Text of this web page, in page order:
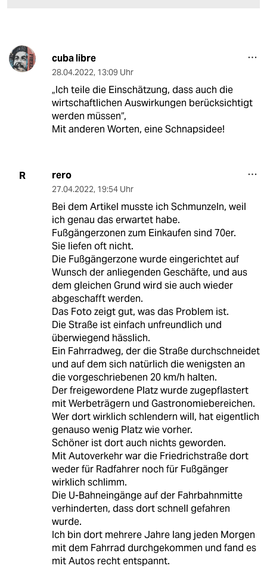
cuba libre
28.04.2022, 13:09 Uhr
„Ich teile die Einschätzung, dass auch die
wirtschaftlichen Auswirkungen berücksichtigt
werden müssen“,
Mit anderen Worten, eine Schnapsidee!
R rero
27.04.2022, 19:54 Uhr
Bei dem Artikel musste ich Schmunzeln, weil
ich genau das erwartet habe.
Fußgängerzonen zum Einkaufen sind 70er.
Sie liefen oft nicht.
Die Fußgängerzone wurde eingerichtet auf
Wunsch der anliegenden Geschäfte, und aus
dem gleichen Grund wird sie auch wieder
abgeschafft werden.
Das Foto zeigt gut, was das Problem ist.
Die Straße ist einfach unfreundlich und
überwiegend hässlich.
Ein Fahrradweg, der die Straße durchschneidet
und auf dem sich natürlich die wenigsten an
die vorgeschriebenen 20 km/h halten.
Der freigewordene Platz wurde zugepflastert
mit Werbeträgern und Gastronomiebereichen.
Wer dort wirklich schlendern will, hat eigentlich
genauso wenig Platz wie vorher.
Schöner ist dort auch nichts geworden.
Mit Autoverkehr war die Friedrichstraße dort
weder für Radfahrer noch für Fußgänger
wirklich schlimm.
Die U-Bahneingänge auf der Fahrbahnmitte
verhinderten, dass dort schnell gefahren
wurde.
Ich bin dort mehrere Jahre lang jeden Morgen
mit dem Fahrrad durchgekommen und fand es
mit Autos recht entspannt.